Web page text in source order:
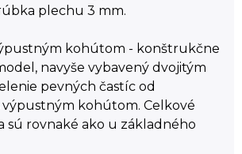
plechu 3 mm.
kohútom - konštrukčne
navyše vybavený dvojitým
pevných častíc od
výpustným kohútom. Celkové
sú rovnaké ako u základného